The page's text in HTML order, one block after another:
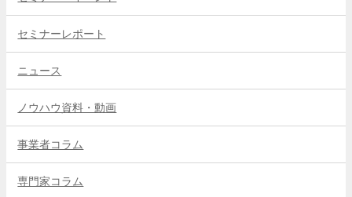
セミナーレポート
ニュース
ノウハウ資料・動画
事業者コラム
専門家コラム